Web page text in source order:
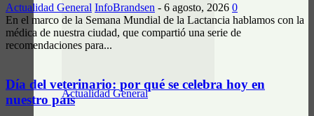
Actualidad General
Actualidad General InfoBrandsen - 6 agosto, 2026 0
En el marco de la Semana Mundial de la Lactancia hablamos con la
médica de nuestra ciudad, que compartió una serie de
recomendaciones para...
Día del veterinario: por qué se celebra hoy en
nuestro país